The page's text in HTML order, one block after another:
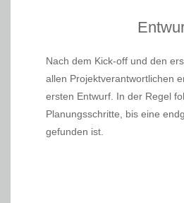
Nach dem Kick-off und den
allen Projektverantwortlichen
ersten Entwurf. In der Regel
Planungsschritte, bis eine
gefunden ist.